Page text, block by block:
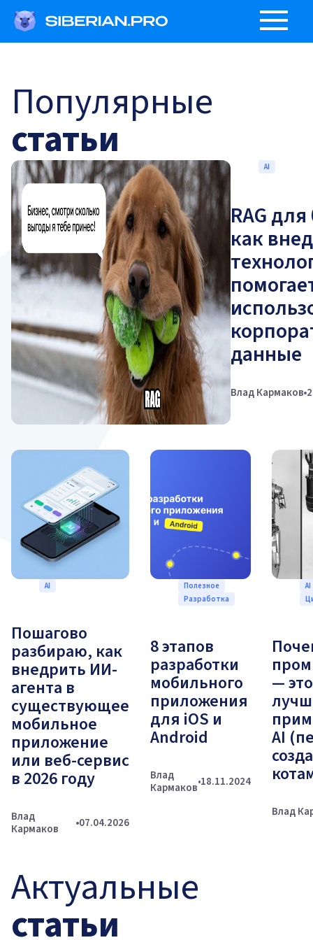
Популярные
статьи
AI
RAG
как
данные
Влад Кармаков
AI
Пошагово
разбираю, как
внедрить ИИ-
агента в
существующее
мобильное
приложение
или веб-сервис
в 2026 году
Влад
Кармаков
07.04.2026
Полезное
Разработка
8 этапов
разработки
мобильного
приложения
для iOS и
Android
Влад
Кармаков 18.11.2024
AI
—
AI
Влад
Актуальные
статьи